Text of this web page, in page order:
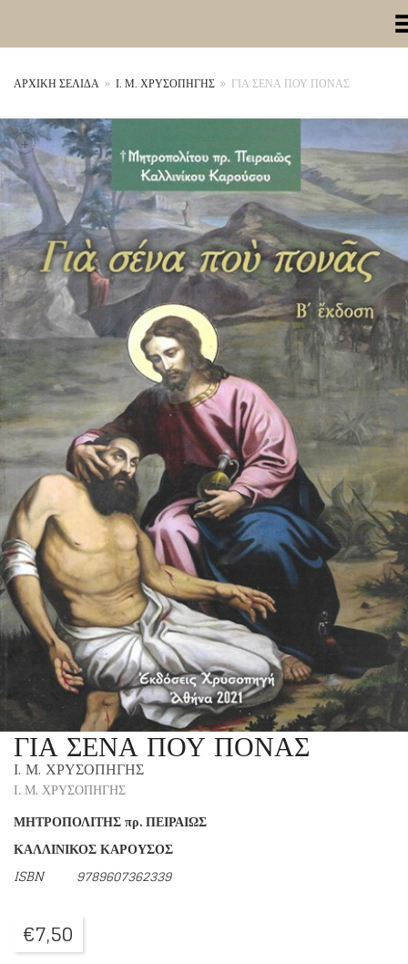
Toggle
ΑΡΧΙΚΉ ΣΕΛΊΔΑ » Ι. Μ. ΧΡΥΣΟΠΗΓΗΣ » ΓΙΑ ΣΕΝΑ ΠΟΥ ΠΟΝΑΣ
+
ΓΙΑ ΣΕΝΑ ΠΟΥ ΠΟΝΑΣ
Ι. Μ. ΧΡΥΣΟΠΗΓΗΣ
Ι. Μ. ΧΡΥΣΟΠΗΓΗΣ
ΜΗΤΡΟΠΟΛΙΤΗΣ πρ. ΠΕΙΡΑΙΩΣ
ΚΑΛΛΙΝΙΚΟΣ ΚΑΡΟΥΣΟΣ
ISBN 9789607362339
€7,50